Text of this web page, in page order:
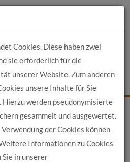
Login Suche
Kontakt
21
Cookies. Diese haben zwei
sie erforderlich für die
unserer Website. Zum anderen
unsere Inhalte für Sie
werden pseudonymisierte
gesammelt und ausgewertet.
der Cookies können
Informationen zu Cookies
in unserer